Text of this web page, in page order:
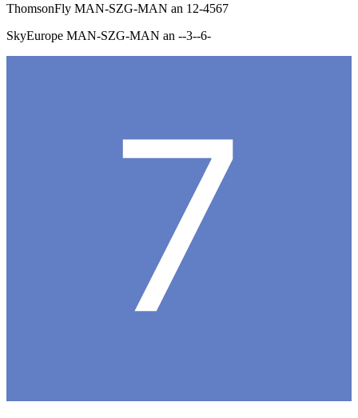
ThomsonFly MAN-SZG-MAN an 12-4567
SkyEurope MAN-SZG-MAN an --3--6-